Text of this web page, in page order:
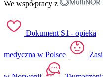
We współpracy z
Dokument S1 - opieka
medyczna w Polsce